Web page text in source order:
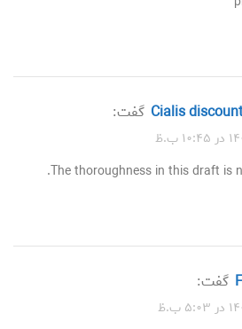
cialis گفت:
The thoroughness in this draft is
گفت: